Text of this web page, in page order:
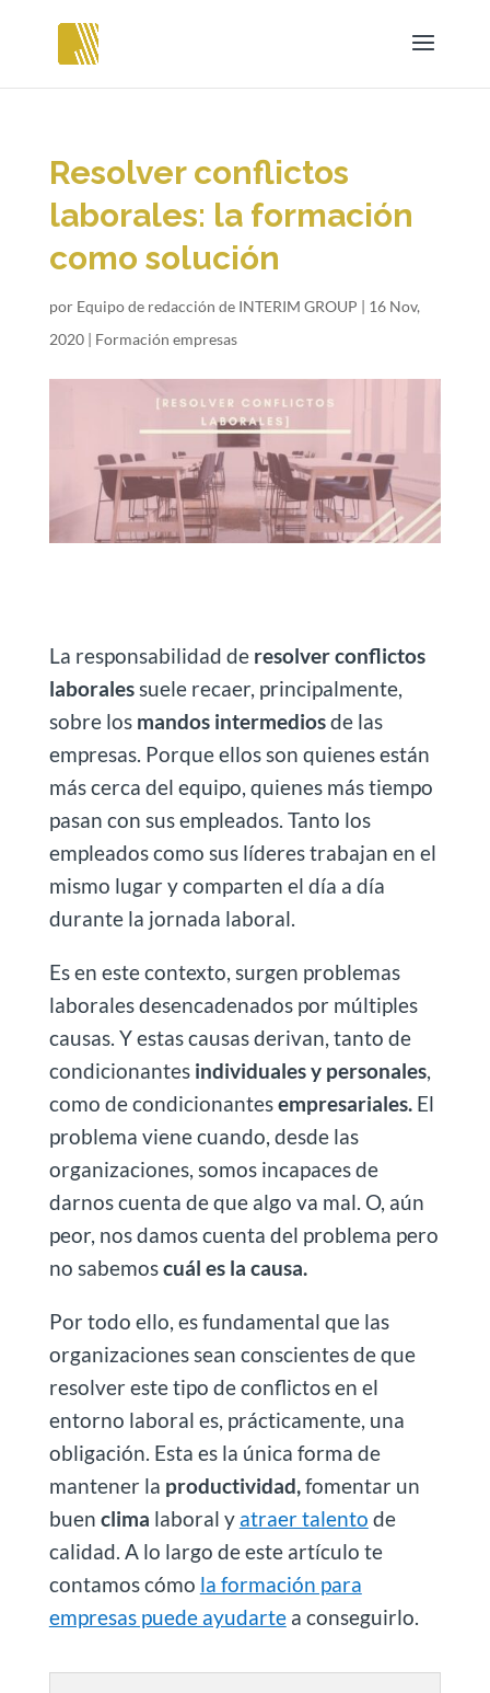
Resolver conflictos
laborales: la formación
como solución
por Equipo de redacción de INTERIM GROUP | 16 Nov,
2020| Formación empresas
La responsabilidad de resolver conflictos
laboralessuele recaer, principalmente,
sobre los mandos intermediosde las
empresas. Porque ellos son quienes están
más cerca del equipo, quienes más tiempo
pasan con sus empleados. Tanto los
empleados como sus líderes trabajan en el
mismo lugar y comparten el día a día
durante la jornada laboral.
Es en este contexto, surgen problemas
laborales desencadenados por múltiples
causas. Y estas causas derivan, tanto de
condicionantesindividuales y personales,
como de condicionantesempresariales. El
problema viene cuando, desde las
organizaciones, somos incapaces de
darnos cuenta de que algo va mal. O, aún
peor, nos damos cuenta del problema pero
no sabemoscuál es la causa.
Por todo ello, es fundamental que las
organizaciones sean conscientes de que
resolver este tipo de conflictos en el
entorno laboral es, prácticamente, una
obligación. Esta es la única forma de
mantener la productividad,fomentar un
buen clima laboral y atraer talento de
calidad. A lo largo de este artículo te
contamos cómo la formación para
empresas puede ayudartea conseguirlo.